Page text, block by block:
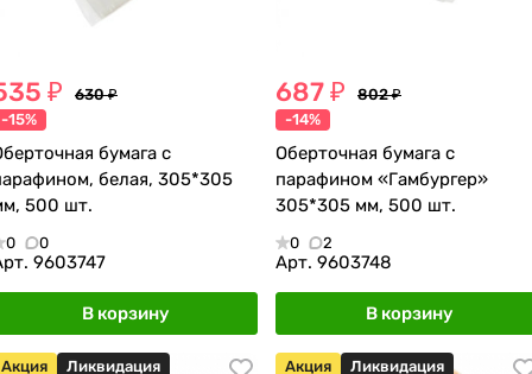
₽
630 ₽
-15%
бумага с
белая, 305*305
500 шт.
0 0
9603747
В корзину
687 ₽
802 ₽
-14%
Оберточная бумага с
парафином «Гамбургер»
305*305 мм, 500 шт.
0 2
Арт. 9603748
В корзину
Акция Ликвидация Акция Ликвидация